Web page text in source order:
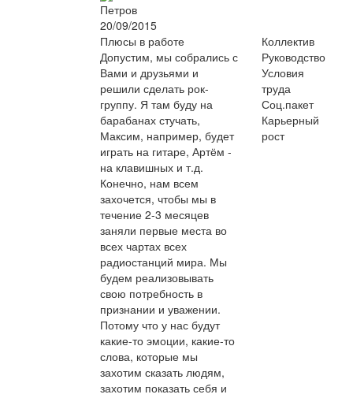
Петров
20/09/2015
Плюсы в работе
Допустим, мы собрались с
Вами и друзьями и
решили сделать рок-
группу. Я там буду на
барабанах стучать,
Максим, например, будет
играть на гитаре, Артём -
на клавишных и т.д.
Конечно, нам всем
захочется, чтобы мы в
течение 2-3 месяцев
заняли первые места во
всех чартах всех
радиостанций мира. Мы
будем реализовывать
свою потребность в
признании и уважении.
Потому что у нас будут
какие-то эмоции, какие-то
слова, которые мы
захотим сказать людям,
захотим показать себя и
Коллектив
Руководство
Условия
труда
Соц.пакет
Карьерный
рост